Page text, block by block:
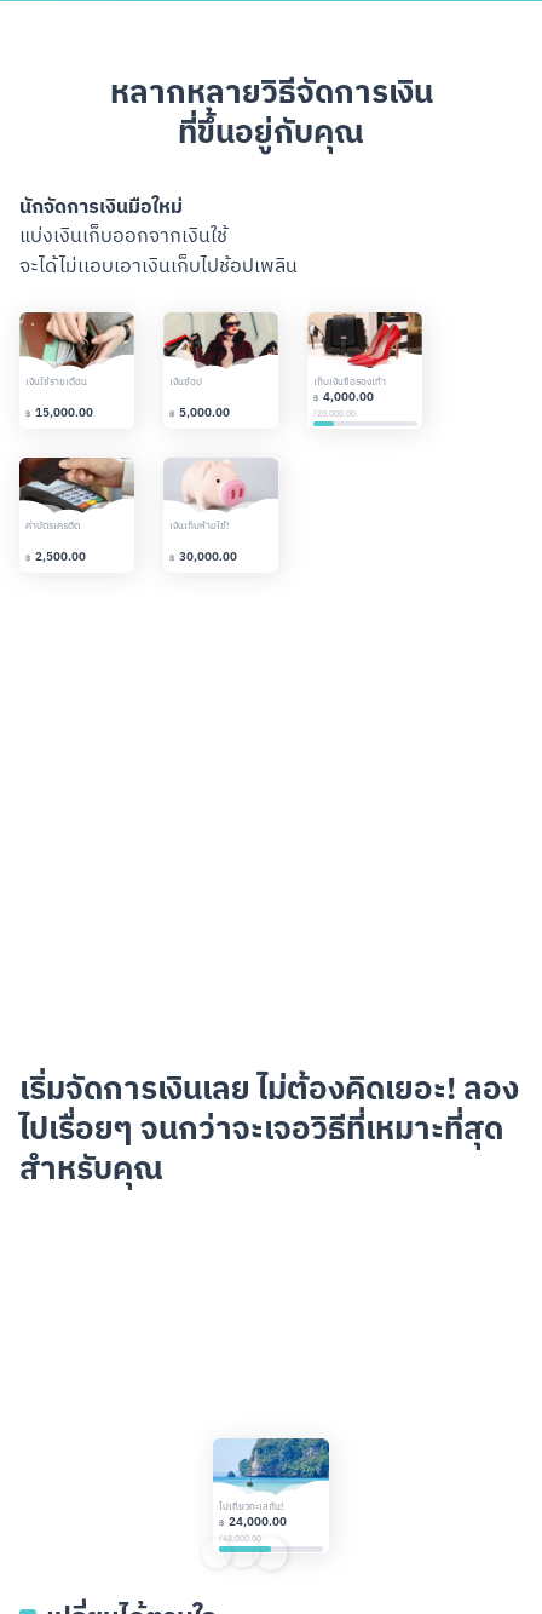
สแกนเพื่อดาวน์โหลด
หลากหลายวิธีจัดการเงิน
ที่ขึ้นอยู่กับคุณ
นักจัดการเงินมือใหม่
แบ่งเงินเก็บออกจากเงินใช้
จะได้ไม่เเอบเอาเงินเก็บไปช้อปเพลิน
เงินใช้รายเดือน
฿ 15,000.00
เงินช้อป
฿ 5,000.00
เก็บเงินซื้อรองเท้า
฿ 4,000.00
/20,000.00
ค่าบัตรเครดิต
฿ 2,500.00
เงินเก็บห้ามใช้!
฿ 30,000.00
เริ่มจัดการเงินเลย ไม่ต้องคิดเยอะ!ลอง
ไปเรื่อยๆ จนกว่าจะเจอวิธีที่เหมาะที่สุด
สำหรับคุณ
ไปเที่ยวทะเลกัน!
฿ 24,000.00
/48,000.00